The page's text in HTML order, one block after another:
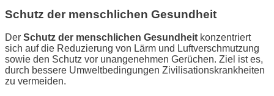
Schutz der menschlichen Gesundheit
Der Schutz der menschlichen Gesundheit konzentriert
sich auf die Reduzierung von Lärm und Luftverschmutzung
sowie den Schutz vor unangenehmen Gerüchen. Ziel ist es,
durch bessere Umweltbedingungen Zivilisationskrankheiten
zu vermeiden.